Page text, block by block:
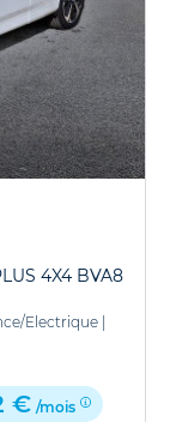
4X4 BVA8
Electrique |
€ /mois